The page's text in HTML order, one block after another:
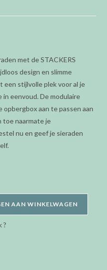
met de STACKERS
design en slimme
een stijlvolle plek voor al je
eenvoud. De modulaire
opbergbox aan te passen aan
toe naarmate je
nu en geef je sieraden
AAN WINKELWAGEN
?